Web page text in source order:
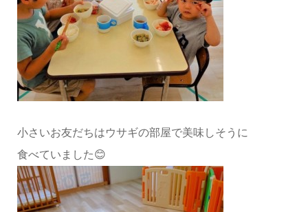
小さいお友だちはウサギの部屋で美味しそうに
食べていました😊